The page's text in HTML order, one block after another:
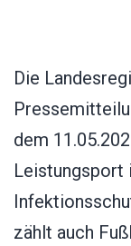
Die
dem
Leistungsport
zählt auch